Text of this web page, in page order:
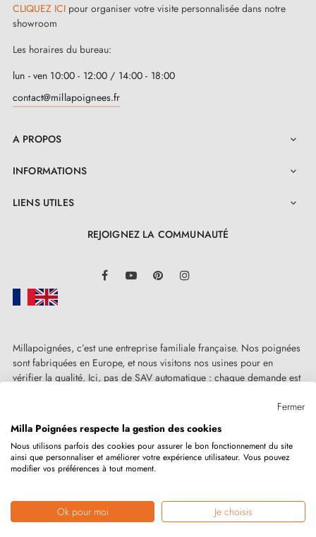
3. INFOS PRATIQUES
Retrouvez l'ensemble de nos modèles réunies dans
catalogue
Retrouvez les tendances déco et conseils sur
notreBLOG
questions
Dans quelles situations auriez-vous besoin de choisir
pourriez être un architecte créant une maison à partir
CLIQUEZ ICI pour organiser votre visite personnalisée dans notre
showroom
Les horaires du bureau:
lun - ven 10:00 - 12:00 / 14:00 - 18:00
contact@millapoignees.fr
A PROPOS 
INFORMATIONS 
LIENS UTILES 
REJOIGNEZ LA COMMUNAUTÉ
FacebookYouTube Pinterest
Millapoignées, c’est une entreprise familiale française. Nos poignées
sont fabriquées en Europe, et nous visitons nos usines pour en
vérifier la qualité. Ici, pas de SAV automatique : chaque demande est
Copyright © 2026MILLA POIGNEESTous droits réservés.
Marchand approuvé par la Société des Avis Garantis,cliquez ici pour
Fermer
Milla Poignées respecte la gestion des cookies
Nous utilisons parfois des cookies pour assurer le bon fonctionnement du site
ainsi que personnaliser et améliorer votre expérience utilisateur. Vous pouvez
modifier vos préférences à tout moment.
Ok pour moi Je choisis